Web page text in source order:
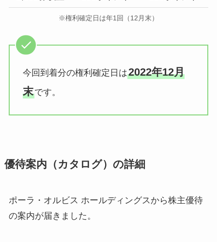
※権利確定日は年1回（12月末）
今回到着分の権利確定日は2022年12月
末です。
優待案内（カタログ）の詳細
ポーラ・オルビス ホールディングスから株主優待
の案内が届きました。